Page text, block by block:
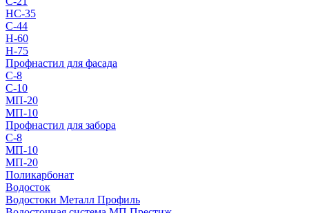
НС-35
С-44
Н-60
Н-75
Профнастил для фасада
С-8
С-10
МП-20
МП-10
Профнастил для забора
С-8
МП-10
МП-20
Поликарбонат
Водосток
Водостоки Металл Профиль